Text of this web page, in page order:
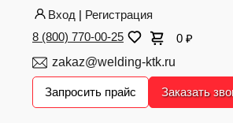
Вход | Регистрация
8 (800) 770-00-25
0 ₽
zakaz@welding-ktk.ru
Запросить прайс Заказать